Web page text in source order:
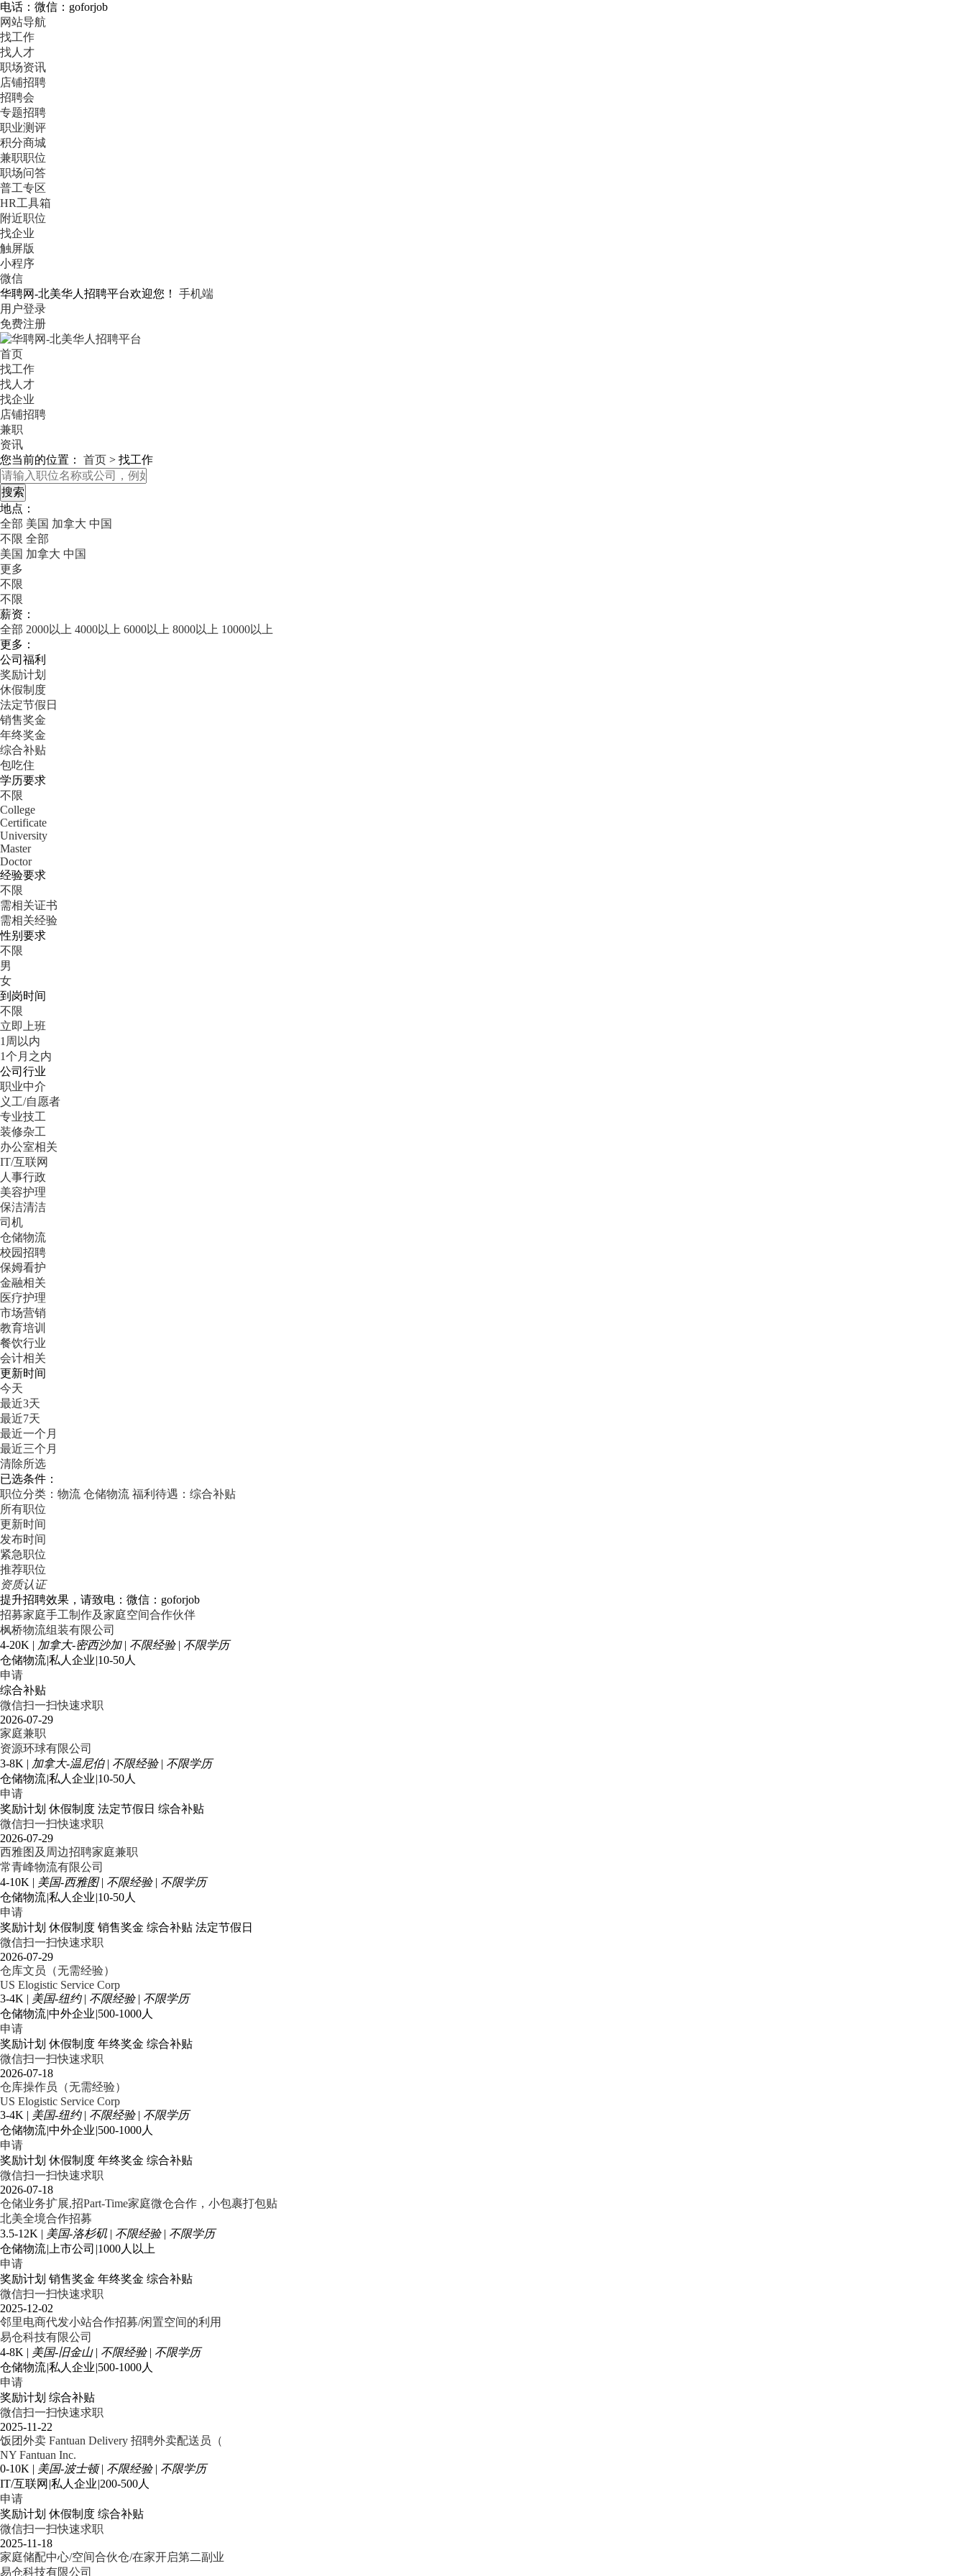
电话：微信：goforjob
网站导航
找工作
找人才
职场资讯
店铺招聘
招聘会
专题招聘
职业测评
积分商城
兼职职位
职场问答
普工专区
HR工具箱
附近职位
找企业
触屏版
小程序
微信
华聘网-北美华人招聘平台欢迎您！
手机端
用户登录
免费注册
首页
找工作
找人才
找企业
店铺招聘
兼职
资讯
您当前的位置： 首页 > 找工作
地点：
全部 美国 加拿大 中国
不限 全部
美国 加拿大 中国
更多
不限
不限
薪资：
全部 2000以上 4000以上 6000以上 8000以上 10000以上
更多：
公司福利
奖励计划
休假制度
法定节假日
销售奖金
年终奖金
综合补贴
包吃住
学历要求
不限
College
Certificate
University
Master
Doctor
经验要求
不限
需相关证书
需相关经验
性别要求
不限
男
女
到岗时间
不限
立即上班
1周以内
1个月之内
公司行业
职业中介
义工/自愿者
专业技工
装修杂工
办公室相关
IT/互联网
人事行政
美容护理
保洁清洁
司机
仓储物流
校园招聘
保姆看护
金融相关
医疗护理
市场营销
教育培训
餐饮行业
会计相关
更新时间
今天
最近3天
最近7天
最近一个月
最近三个月
清除所选
已选条件：
职位分类：物流 仓储物流 福利待遇：综合补贴
所有职位
更新时间
发布时间
紧急职位
推荐职位
资质认证
提升招聘效果，请致电：微信：goforjob
招募家庭手工制作及家庭空间合作伙伴
枫桥物流组装有限公司
4-20K | 加拿大-密西沙加 | 不限经验 | 不限学历
仓储物流|私人企业|10-50人
申请
综合补贴
微信扫一扫快速求职
2026-07-29
家庭兼职
资源环球有限公司
3-8K | 加拿大-温尼伯 | 不限经验 | 不限学历
仓储物流|私人企业|10-50人
申请
奖励计划 休假制度 法定节假日 综合补贴
微信扫一扫快速求职
2026-07-29
西雅图及周边招聘家庭兼职
常青峰物流有限公司
4-10K | 美国-西雅图 | 不限经验 | 不限学历
仓储物流|私人企业|10-50人
申请
奖励计划 休假制度 销售奖金 综合补贴 法定节假日
微信扫一扫快速求职
2026-07-29
仓库文员（无需经验）
US Elogistic Service Corp
3-4K | 美国-纽约 | 不限经验 | 不限学历
仓储物流|中外企业|500-1000人
申请
奖励计划 休假制度 年终奖金 综合补贴
微信扫一扫快速求职
2026-07-18
仓库操作员（无需经验）
US Elogistic Service Corp
3-4K | 美国-纽约 | 不限经验 | 不限学历
仓储物流|中外企业|500-1000人
申请
奖励计划 休假制度 年终奖金 综合补贴
微信扫一扫快速求职
2026-07-18
仓储业务扩展,招Part-Time家庭微仓合作，小包裹打包贴
北美全境合作招募
3.5-12K | 美国-洛杉矶 | 不限经验 | 不限学历
仓储物流| 上市公司 |1000人以上
申请
奖励计划 销售奖金 年终奖金 综合补贴
微信扫一扫快速求职
2025-12-02
邻里电商代发小站合作招募/闲置空间的利用
易仓科技有限公司
4-8K | 美国-旧金山 | 不限经验 | 不限学历
仓储物流|私人企业|500-1000人
申请
奖励计划 综合补贴
微信扫一扫快速求职
2025-11-22
饭团外卖 Fantuan Delivery 招聘外卖配送员（
NY Fantuan Inc.
0-10K | 美国-波士顿 | 不限经验 | 不限学历
IT/互联网 |私人企业|200-500人
申请
奖励计划 休假制度 综合补贴
微信扫一扫快速求职
2025-11-18
家庭储配中心/空间合伙仓/在家开启第二副业
易仓科技有限公司